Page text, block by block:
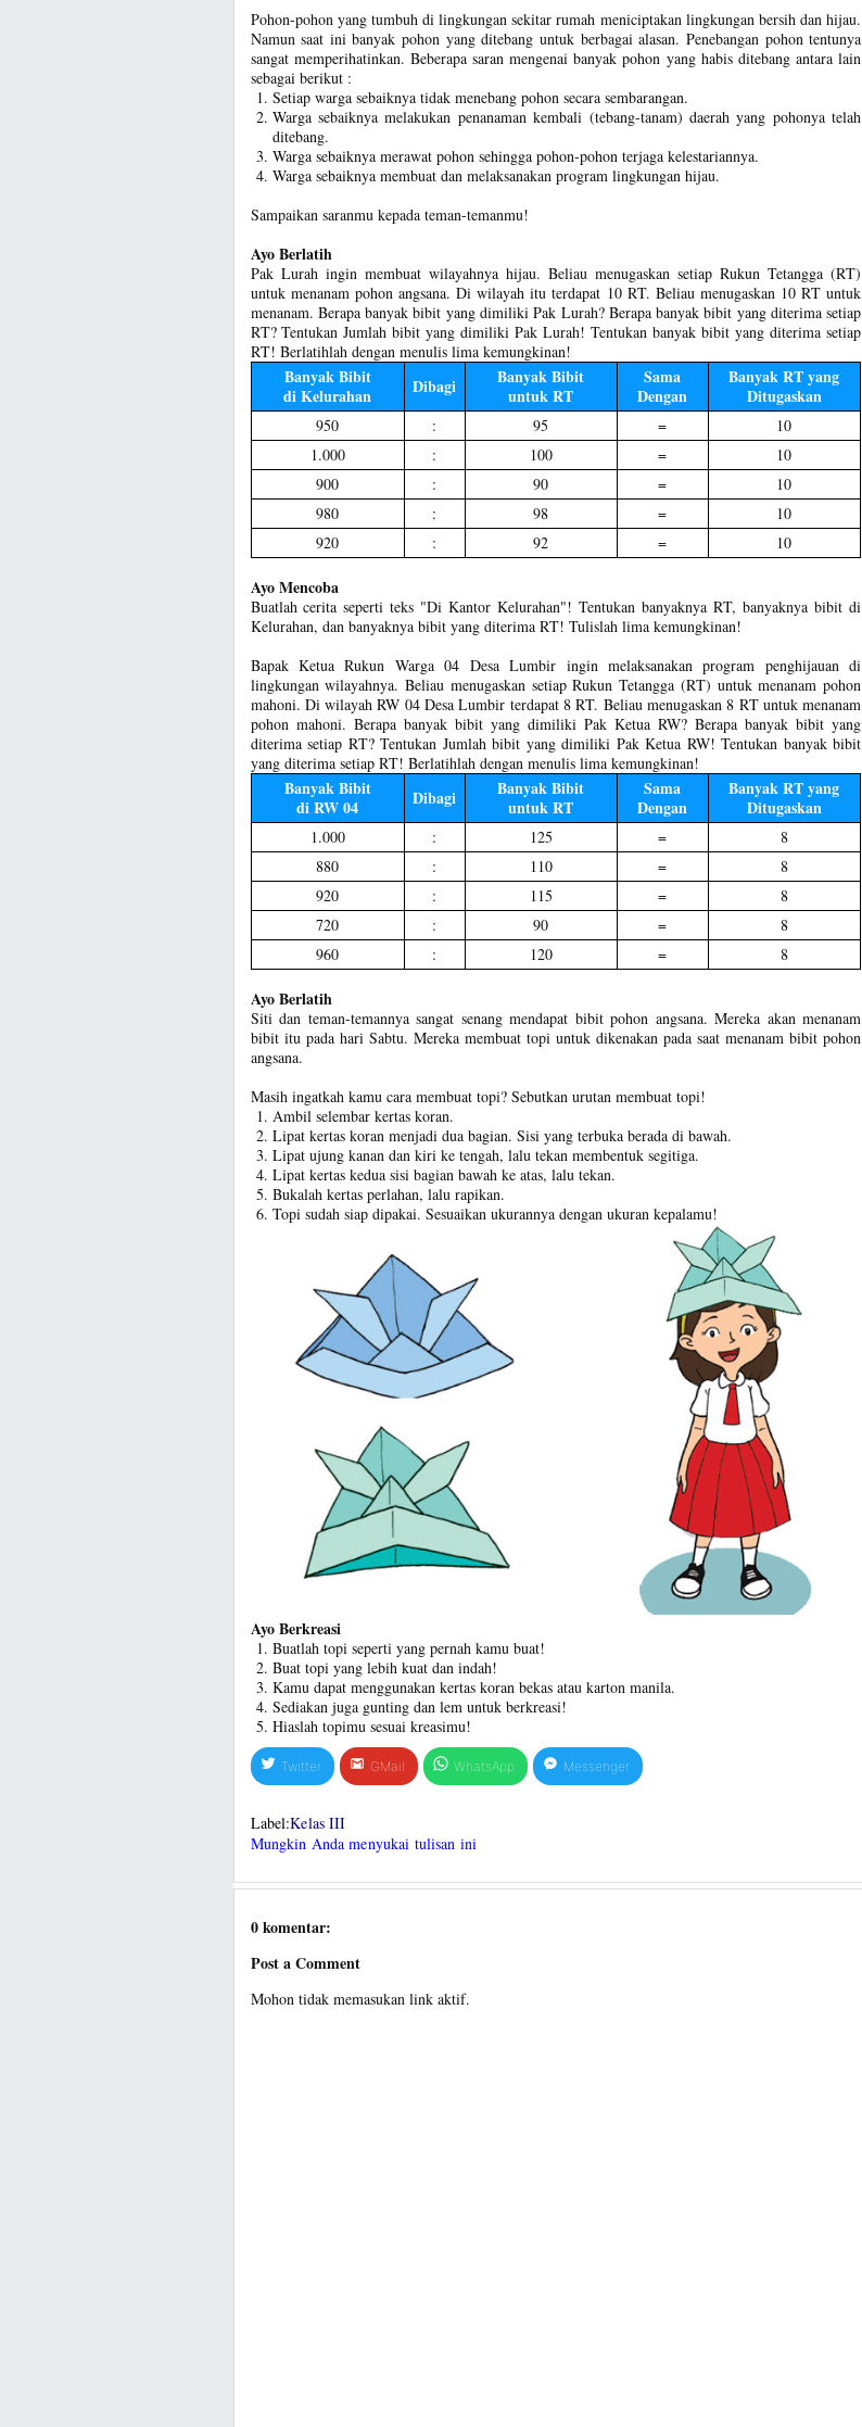
Pohon-pohon yang tumbuh di lingkungan sekitar rumah meniciptakan lingkungan bersih dan hijau.
Namun saat ini banyak pohon yang ditebang untuk berbagai alasan. Penebangan pohon tentunya
sangat memperihatinkan. Beberapa saran mengenai banyak pohon yang habis ditebang antara lain
sebagai berikut :
Setiap warga sebaiknya tidak menebang pohon secara sembarangan.
Warga sebaiknya melakukan penanaman kembali (tebang-tanam) daerah yang pohonya telah
ditebang.
Warga sebaiknya merawat pohon sehingga pohon-pohon terjaga kelestariannya.
Warga sebaiknya membuat dan melaksanakan program lingkungan hijau.
Sampaikan saranmu kepada teman-temanmu!
Ayo Berlatih
Pak Lurah ingin membuat wilayahnya hijau. Beliau menugaskan setiap Rukun Tetangga (RT)
untuk menanam pohon angsana. Di wilayah itu terdapat 10 RT. Beliau menugaskan 10 RT untuk
menanam. Berapa banyak bibit yang dimiliki Pak Lurah? Berapa banyak bibit yang diterima setiap
RT? Tentukan Jumlah bibit yang dimiliki Pak Lurah! Tentukan banyak bibit yang diterima setiap
RT! Berlatihlah dengan menulis lima kemungkinan!
Banyak Bibit
di Kelurahan
Dibagi
Banyak Bibit
untuk RT
Sama
Dengan
Banyak RT yang
Ditugaskan
950 : 95 =
10
1.000
: 100 =
10
900
: 90 =
10
980
: 98 =
10
920
: 92 = 10
Ayo Mencoba
Buatlah cerita seperti teks "Di Kantor Kelurahan"! Tentukan banyaknya RT, banyaknya bibit di
Kelurahan, dan banyaknya bibit yang diterima RT! Tulislah lima kemungkinan!
Bapak Ketua Rukun Warga 04 Desa Lumbir ingin melaksanakan program penghijauan di
lingkungan wilayahnya. Beliau menugaskan setiap Rukun Tetangga (RT) untuk menanam pohon
mahoni. Di wilayah RW 04 Desa Lumbir terdapat 8 RT. Beliau menugaskan 8 RT untuk menanam
pohon mahoni. Berapa banyak bibit yang dimiliki Pak Ketua RW? Berapa banyak bibit yang
diterima setiap RT? Tentukan Jumlah bibit yang dimiliki Pak Ketua RW! Tentukan banyak bibit
yang diterima setiap RT! Berlatihlah dengan menulis lima kemungkinan!
Banyak Bibit
di RW 04
Dibagi
Banyak Bibit
untuk RT
Sama
Dengan
Banyak RT yang
Ditugaskan
1.000 : 125 =
8
880
: 110 =
8
920
: 115 =
8
720
: 90 =
8
960
: 120 = 8
Ayo Berlatih
Siti dan teman-temannya sangat senang mendapat bibit pohon angsana. Mereka akan menanam
bibit itu pada hari Sabtu. Mereka membuat topi untuk dikenakan pada saat menanam bibit pohon
angsana.
Masih ingatkah kamu cara membuat topi? Sebutkan urutan membuat topi!
Ambil selembar kertas koran.
Lipat kertas koran menjadi dua bagian. Sisi yang terbuka berada di bawah.
Lipat ujung kanan dan kiri ke tengah, lalu tekan membentuk segitiga.
Lipat kertas kedua sisi bagian bawah ke atas, lalu tekan.
Bukalah kertas perlahan, lalu rapikan.
Topi sudah siap dipakai. Sesuaikan ukurannya dengan ukuran kepalamu!
Ayo Berkreasi
Buatlah topi seperti yang pernah kamu buat!
Buat topi yang lebih kuat dan indah!
Kamu dapat menggunakan kertas koran bekas atau karton manila.
Sediakan juga gunting dan lem untuk berkreasi!
Hiaslah topimu sesuai kreasimu!
Twitter GMail WhatsApp Messenger
Label:Kelas III
Mungkin Anda menyukai tulisan ini
0 komentar:
Post a Comment
Mohon tidak memasukan link aktif.